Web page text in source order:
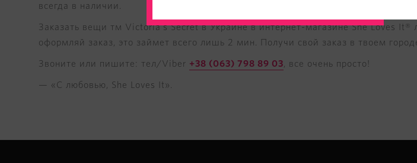
всегда в наличии.
Заказать вещи тм Victoria's Secret в Украине в интернет-магазине She Loves It®
оформляй заказ, это займет всего лишь 2 мин. Получи свой заказ в твоем
Звоните или пишите: тел/Viber +38 (063) 798 89 03 , все очень просто!
— «С любовью, She Loves It».